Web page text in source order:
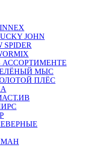
JOHN
МЫС
ПЛЁС